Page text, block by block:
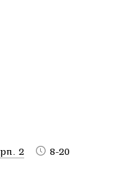
2 8-20